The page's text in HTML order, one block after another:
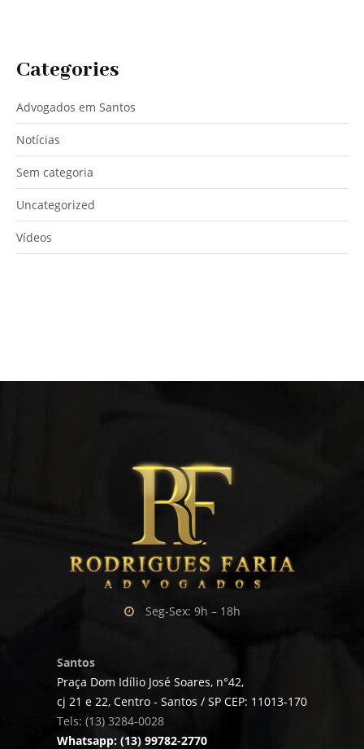
Categories
Advogados em Santos
Notícias
Sem categoria
Uncategorized
Vídeos
Seg-Sex: 9h – 18h
Santos
Praça Dom Idílio José Soares, n°42,
cj 21 e 22, Centro - Santos / SP CEP: 11013-170
Tels: (13) 3284-0028
Whatsapp: (13) 99782-2770